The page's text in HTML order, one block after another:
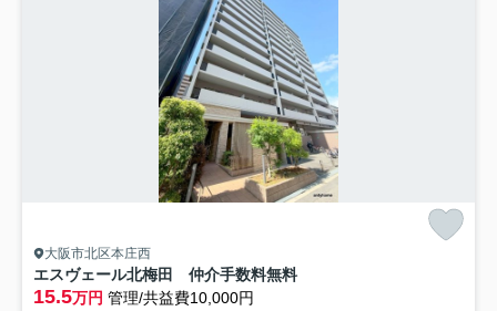
大阪市北区本庄西
エスヴェール北梅田 仲介手数料無料
15.5万円 管理/共益費10,000円